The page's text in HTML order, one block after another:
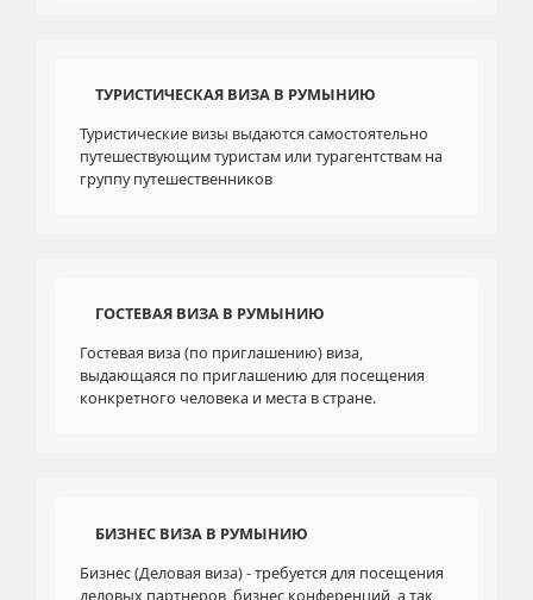
ТУРИСТИЧЕСКАЯ ВИЗА В РУМЫНИЮ
Туристические визы выдаются самостоятельно
путешествующим туристам или турагентствам на
группу путешественников
ГОСТЕВАЯ ВИЗА В РУМЫНИЮ
Гостевая виза (по приглашению) виза,
выдающаяся по приглашению для посещения
конкретного человека и места в стране.
БИЗНЕС ВИЗА В РУМЫНИЮ
Бизнес (Деловая виза) - требуется для посещения
деловых партнеров, бизнес конференций, а так